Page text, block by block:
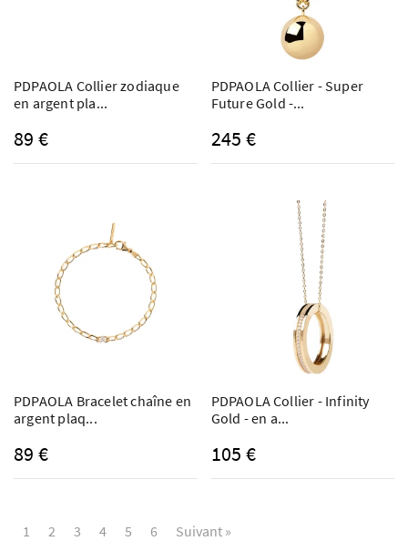
PDPAOLA Collier zodiaque
en argent pla...
89 €
PDPAOLA Collier - Super
Future Gold -...
245 €
PDPAOLA Bracelet chaîne en
argent plaq...
89 €
PDPAOLA Collier - Infinity
Gold - en a...
105 €
1 2 3 4 5 6 Suivant »